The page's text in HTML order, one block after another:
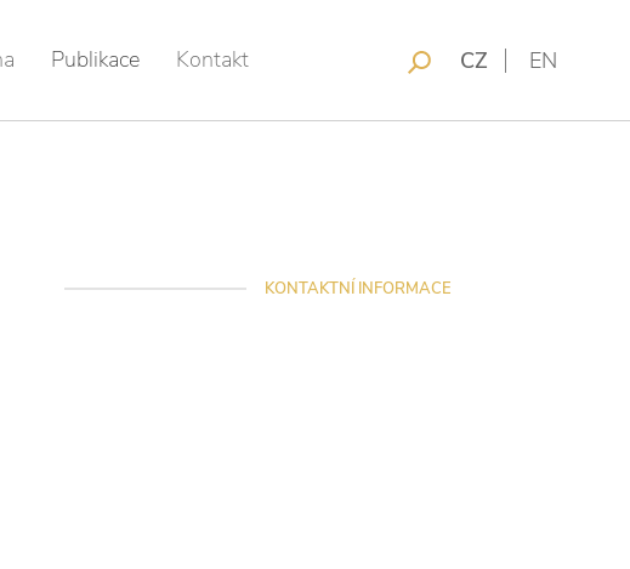
Publikace Kontakt CZ EN
KONTAKTNÍ INFORMACE